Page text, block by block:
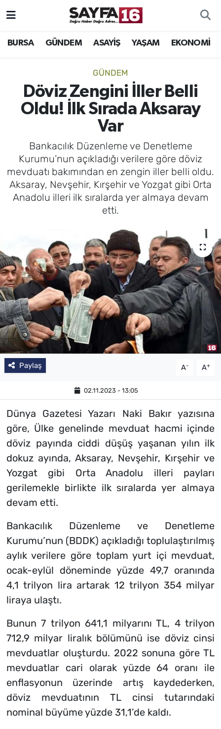
BURSA GÜNDEM ASAYİŞ YAŞAM EKONOMİ
GÜNDEM
Döviz Zengini İller Belli
Oldu! İlk Sırada Aksaray
Var
Bankacılık Düzenleme ve Denetleme
Kurumu’nun açıkladığı verilere göre döviz
mevduatı bakımından en zengin iller belli oldu.
Aksaray, Nevşehir, Kırşehir ve Yozgat gibi Orta
Anadolu illeri ilk sıralarda yer almaya devam
etti.
Paylaş A- A+
02.11.2023 - 13:05
Dünya Gazetesi Yazarı Naki Bakır yazısına
göre, Ülke genelinde mevduat hacmi içinde
döviz payında ciddi düşüş yaşanan yılın ilk
dokuz ayında, Aksaray, Nevşehir, Kırşehir ve
Yozgat gibi Orta Anadolu illeri payları
gerilemekle birlikte ilk sıralarda yer almaya
devam etti.
Bankacılık Düzenleme ve Denetleme
Kurumu’nun (BDDK) açıkladığı toplulaştırılmış
aylık verilere göre toplam yurt içi mevduat,
ocak-eylül döneminde yüzde 49,7 oranında
4,1 trilyon lira artarak 12 trilyon 354 milyar
liraya ulaştı.
Bunun 7 trilyon 641,1 milyarını TL, 4 trilyon
712,9 milyar liralık bölümünü ise döviz cinsi
mevduatlar oluşturdu. 2022 sonuna göre TL
mevduatlar cari olarak yüzde 64 oranı ile
enflasyonun üzerinde artış kaydederken,
döviz mevduatının TL cinsi tutarındaki
nominal büyüme yüzde 31,1’de kaldı.
ÖZEL HABER
MAGAZİN
BİLİM
TEKNOLOJİ
SPOR
SAĞLIK
TV REHBERİ
Hava Durumu
TFF 2.Lig Beyaz Grup Puan Durumu ve Fikstür
Tüm Manşetler
Haber Arşivi